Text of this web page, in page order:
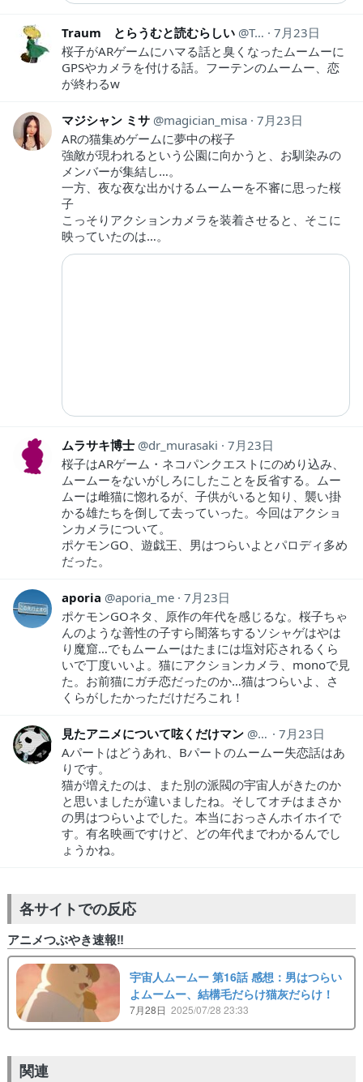
Traum とらうむと読むらしい Traum1
7月23日
桜子がARゲームにハマる話と臭くなったムームーに
GPSやカメラを付ける話。フーテンのムームー、恋
が終わるw
マジシャン ミサ magician_misa 7月23日
ARの猫集めゲームに夢中の桜子
強敵が現われるという公園に向かうと、お馴染みの
メンバーが集結し…。
一方、夜な夜な出かけるムームーを不審に思った桜
子
こっそりアクションカメラを装着させると、そこに
映っていたのは…。
ムラサキ博士 dr_murasaki
7月23日
桜子はARゲーム・ネコパンクエストにのめり込み、
ムームーをないがしろにしたことを反省する。ムー
ムーは雌猫に惚れるが、子供がいると知り、襲い掛
かる雄たちを倒して去っていった。今回はアクショ
ンカメラについて。
ポケモンGO、遊戯王、男はつらいよとパロディ多め
だった。
aporia aporia_me 7月23日
ポケモンGOネタ、原作の年代を感じるな。桜子ちゃ
んのような善性の子すら闇落ちするソシャゲはやは
り魔窟…でもムームーはたまには塩対応されるくら
いで丁度いいよ。猫にアクションカメラ、monoで見
た。お前猫にガチ恋だったのか…猫はつらいよ、さ
くらがしたかっただけだろこれ！
見たアニメについて呟くだけマン animeozy
7月23日
Aパートはどうあれ、Bパートのムームー失恋話はあ
りです。
猫が増えたのは、また別の派閥の宇宙人がきたのか
と思いましたが違いましたね。そしてオチはまさか
の男はつらいよでした。本当におっさんホイホイで
す。有名映画ですけど、どの年代までわかるんでし
ょうかね。
各サイトでの反応
アニメつぶやき速報‼︎
宇宙人ムームー 第16話 感想：男はつらい
よムームー、結構毛だらけ猫灰だらけ！
7月28日 2025/07/28 23:33
関連